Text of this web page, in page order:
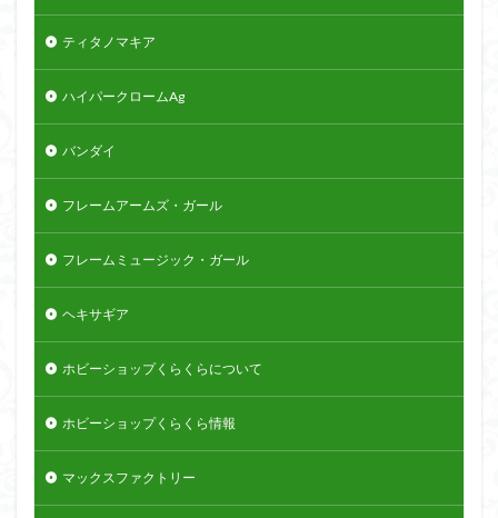
ティタノマキア
ハイパークロームAg
バンダイ
フレームアームズ・ガール
フレームミュージック・ガール
ヘキサギア
ホビーショップくらくらについて
ホビーショップくらくら情報
マックスファクトリー